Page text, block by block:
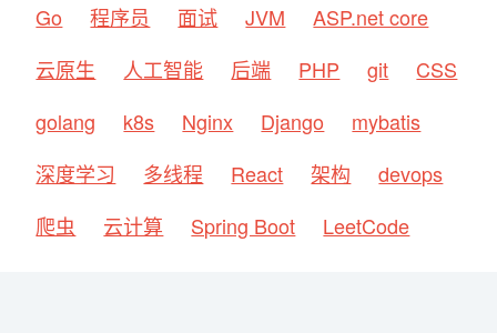
Go
程序员 面试 JVM
ASP.net core
云原生
人工智能 后端 PHP git
CSS
golang
k8s Nginx Django
mybatis
深度学习
多线程 React 架构
devops
爬虫
云计算 Spring Boot LeetCode